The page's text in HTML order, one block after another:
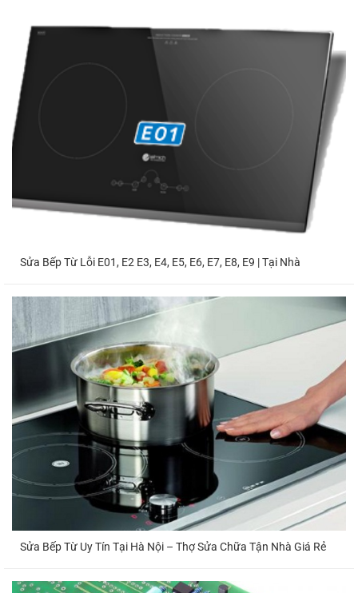
Sửa Bếp Từ Lỗi E01, E2 E3, E4, E5, E6, E7, E8, E9 | Tại Nhà
Sửa Bếp Từ Uy Tín Tại Hà Nội – Thợ Sửa Chữa Tận Nhà Giá Rẻ